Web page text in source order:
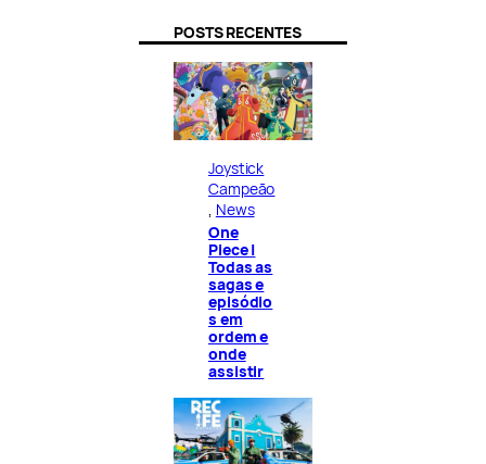
POSTS RECENTES
Joystick
Campeão
News
One
Piece |
Todas as
sagas e
episódio
s em
ordem e
onde
assistir